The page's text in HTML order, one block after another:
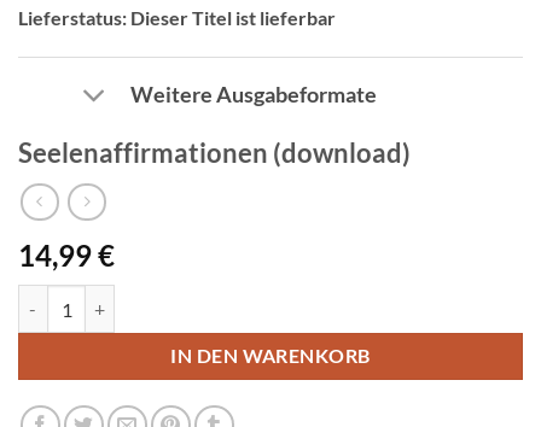
Lieferstatus: Dieser Titel ist lieferbar
Weitere Ausgabeformate
Seelenaffirmationen (download)
14,99€
IN DEN WARENKORB